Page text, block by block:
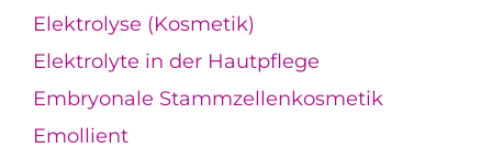
Elektrolyse (Kosmetik)
Elektrolyte in der Hautpflege
Embryonale Stammzellenkosmetik
Emollient